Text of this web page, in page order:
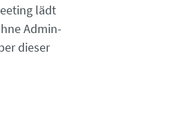
lädt
Admin-
dieser